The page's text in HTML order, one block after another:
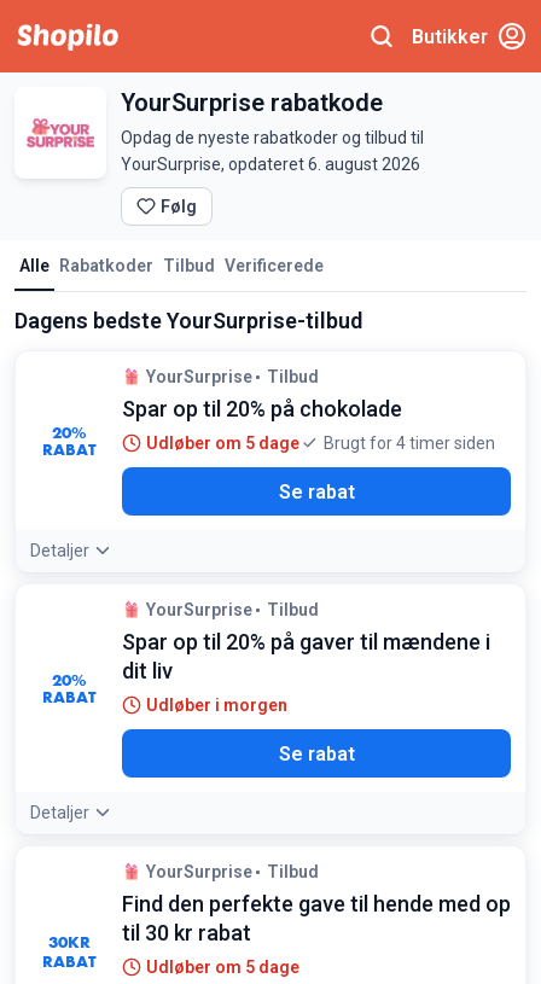
Butikker
YourSurprise rabatkode
Opdag de nyeste rabatkoder og tilbud til
YourSurprise, opdateret 6. august 2026
Følg
Alle Rabatkoder Tilbud Verificerede
Dagens bedste YourSurprise-tilbud
20%
RABAT
YourSurprise Tilbud
Spar op til 20% på chokolade
Udløber om 5 dage Brugt for 4 timer siden
Se rabat
Detaljer
20%
RABAT
YourSurprise Tilbud
Spar op til 20% på gaver til mændene i
dit liv
Udløber i morgen
Se rabat
Detaljer
30KR
RABAT
YourSurprise Tilbud
Find den perfekte gave til hende med op
til 30 kr rabat
Udløber om 5 dage